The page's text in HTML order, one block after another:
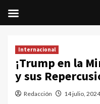
contenido
Internacional
¡Trump en la
y sus
Redacción 14 julio, 2024